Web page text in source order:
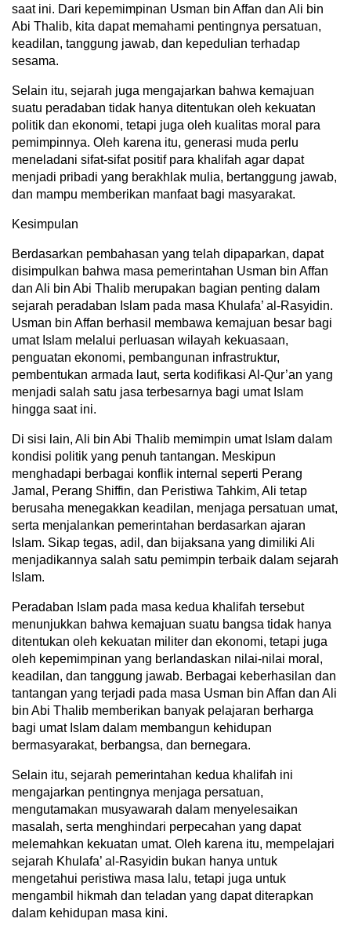
saat ini. Dari kepemimpinan Usman bin Affan dan Ali bin
Abi Thalib, kita dapat memahami pentingnya persatuan,
keadilan, tanggung jawab, dan kepedulian terhadap
sesama.
Selain itu, sejarah juga mengajarkan bahwa kemajuan
suatu peradaban tidak hanya ditentukan oleh kekuatan
politik dan ekonomi, tetapi juga oleh kualitas moral para
pemimpinnya. Oleh karena itu, generasi muda perlu
meneladani sifat-sifat positif para khalifah agar dapat
menjadi pribadi yang berakhlak mulia, bertanggung jawab,
dan mampu memberikan manfaat bagi masyarakat.
Kesimpulan
Berdasarkan pembahasan yang telah dipaparkan, dapat
disimpulkan bahwa masa pemerintahan Usman bin Affan
dan Ali bin Abi Thalib merupakan bagian penting dalam
sejarah peradaban Islam pada masa Khulafa’ al-Rasyidin.
Usman bin Affan berhasil membawa kemajuan besar bagi
umat Islam melalui perluasan wilayah kekuasaan,
penguatan ekonomi, pembangunan infrastruktur,
pembentukan armada laut, serta kodifikasi Al-Qur’an yang
menjadi salah satu jasa terbesarnya bagi umat Islam
hingga saat ini.
Di sisi lain, Ali bin Abi Thalib memimpin umat Islam dalam
kondisi politik yang penuh tantangan. Meskipun
menghadapi berbagai konflik internal seperti Perang
Jamal, Perang Shiffin, dan Peristiwa Tahkim, Ali tetap
berusaha menegakkan keadilan, menjaga persatuan umat,
serta menjalankan pemerintahan berdasarkan ajaran
Islam. Sikap tegas, adil, dan bijaksana yang dimiliki Ali
menjadikannya salah satu pemimpin terbaik dalam sejarah
Islam.
Peradaban Islam pada masa kedua khalifah tersebut
menunjukkan bahwa kemajuan suatu bangsa tidak hanya
ditentukan oleh kekuatan militer dan ekonomi, tetapi juga
oleh kepemimpinan yang berlandaskan nilai-nilai moral,
keadilan, dan tanggung jawab. Berbagai keberhasilan dan
tantangan yang terjadi pada masa Usman bin Affan dan Ali
bin Abi Thalib memberikan banyak pelajaran berharga
bagi umat Islam dalam membangun kehidupan
bermasyarakat, berbangsa, dan bernegara.
Selain itu, sejarah pemerintahan kedua khalifah ini
mengajarkan pentingnya menjaga persatuan,
mengutamakan musyawarah dalam menyelesaikan
masalah, serta menghindari perpecahan yang dapat
melemahkan kekuatan umat. Oleh karena itu, mempelajari
sejarah Khulafa’ al-Rasyidin bukan hanya untuk
mengetahui peristiwa masa lalu, tetapi juga untuk
mengambil hikmah dan teladan yang dapat diterapkan
dalam kehidupan masa kini.